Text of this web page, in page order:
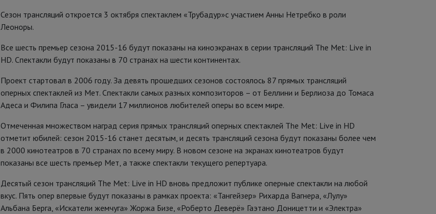
Сезон трансляций откроется 3 октября спектаклем «Трубадур»с участием Анны Нетребко в роли
Леоноры.
Все шесть премьер сезона 2015-16 будут показаны на киноэкранах в серии трансляций The Met: Live in
HD. Спектакли будут показаны в 70 странах на шести континентах.
Проект стартовал в 2006 году. За девять прошедших сезонов состоялось 87 прямых трансляций
оперных спектаклей из Мет. Спектакли самых разных композиторов – от Беллини и Берлиоза до Томаса
Адеса и Филипа Гласа – увидели 17 миллионов любителей оперы во всем мире.
Отмеченная множеством наград серия прямых трансляций оперных спектаклей The Met: Live in HD
отметит юбилей: сезон 2015-16 станет десятым, и десять трансляций сезона будут показаны более чем
в 2000 кинотеатров в 70 странах по всему миру. В новом сезоне на экранах кинотеатров будут
показаны все шесть премьер Мет, а также спектакли текущего репертуара.
Десятый сезон трансляций The Met: Live in HD вновь предложит публике оперные спектакли на любой
вкус. Пять опер впервые будут показаны в рамках проекта: «Тангейзер» Рихарда Вагнера, «Лулу»
Альбана Берга, «Искатели жемчуга» Жоржа Бизе, «Роберто Деверё» Гаэтано Доницетти и «Электра»